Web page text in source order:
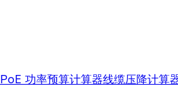
PoE 功率预算计算器线缆压降计算